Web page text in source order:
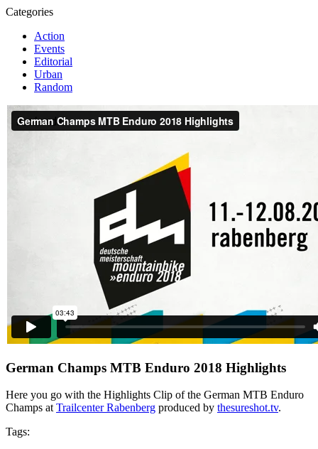
Categories
Action
Events
Editorial
Urban
Random
German Champs MTB Enduro 2018 Highlights
Here you go with the Highlights Clip of the German MTB Enduro
Champs atTrailcenter Rabenberg produced by thesureshot.tv.
Tags: